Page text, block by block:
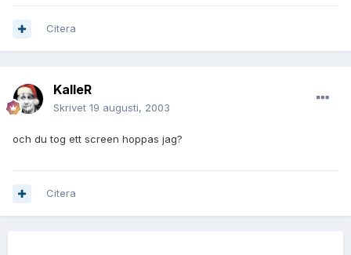
Citera
KalleR
Skrivet 19 augusti, 2003
och du tog ett screen hoppas jag?
Citera